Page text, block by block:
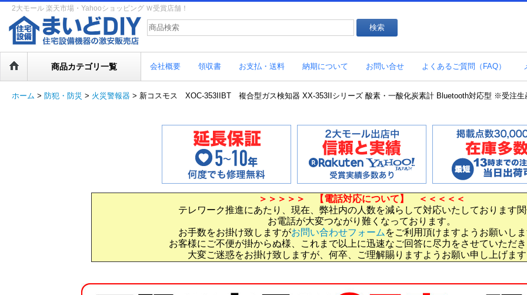
2大モール 楽天市場・Yahooショッピング Ｗ受賞店舗！
商品カテゴリ一覧 会社概要 領収書 お支払・送料 納期について お問い合せ よくあるご質問（FAQ）
ホーム > 防犯・防災 > 火災警報器 > 新コスモス XOC-353IIBT 複合型ガス検知器 XX-353IIシリーズ 酸素・一酸化炭素計 Bluetooth対応型 ※受注
＞＞＞＞＞ 【電話対応について】 ＜＜＜＜＜
テレワーク推進にあたり、現在、弊社内の人数を減らして対応いたしております
お電話が大変つながり難くなっております。
お手数をお掛け致しますがお問い合わせフォーム をご利用頂けますようお願いし
お客様にご不便が掛からぬ様、これまで以上に迅速なご回答に尽力をさせていただ
大変ご迷惑をお掛け致しますが、何卒、ご理解賜りますようお願い申し上げま